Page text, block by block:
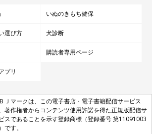
いぬのきもち健保
選び方 犬診断
購読者専用ページ
プリ
Ｊマークは、この電子書店・電子書籍配信サービス
著作権者からコンテンツ使用許諾を得た正規版配信サ
スであることを示す登録商標（登録番号 第11091003
です。